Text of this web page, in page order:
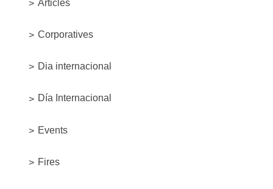
Articles
Corporatives
Dia internacional
Día Internacional
Events
Fires